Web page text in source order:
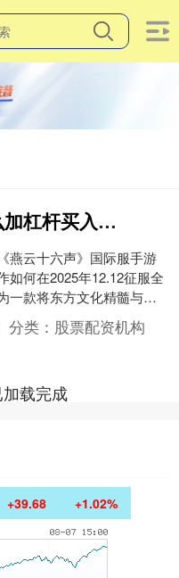
股票怎么加杠杆买入官网 燕云十六声国际服手游下载指南 2025最新攻略
燕云十六声》国际服手游
如何在2025年12.12征服全
一款将东方文化精髓与尖
美融合的作品，其国际服
线....
分类： 股票配资机构
载完成
+39.68 +1.02%